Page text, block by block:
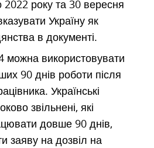
2022 року та 30 вересня
Україну як
в документі.
можна використовувати
90 днів роботи після
Українські
звільнені, які
довше 90 днів,
заяву на дозвіл на